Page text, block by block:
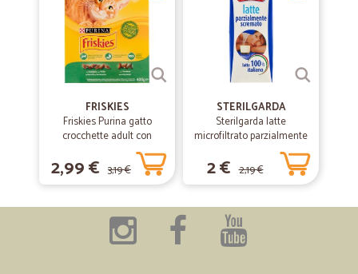
FRISKIES
Friskies Purina gatto
crocchette adult con
coniglio, pollo e verdure
scatola gr.400
2,99 € 3,19 €
STERILGARDA
Sterilgarda latte
microfiltrato parzialmente
2 € 2,19 €